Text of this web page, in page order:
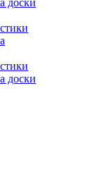
доски
доски